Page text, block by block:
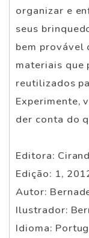
organizar e
seus
bem provável
materiais que
reutilizados
Experimente,
der conta do
Editora:
Edição: 1,
Autor:
Ilustrador:
Idioma: